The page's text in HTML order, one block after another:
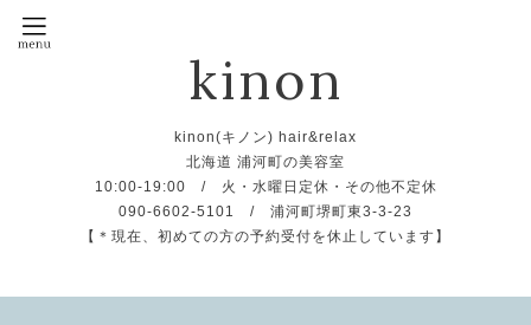
kinon
kinon(キノン) hair&relax
北海道 浦河町の美容室
10:00-19:00 / 火・水曜日定休・その他不定休
090-6602-5101 / 浦河町堺町東3-3-23
【＊現在、初めての方の予約受付を休止しています】